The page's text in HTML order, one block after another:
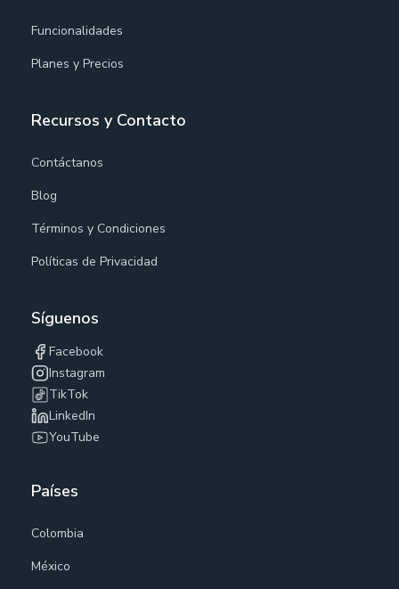
Funcionalidades
Planes y Precios
Recursos y Contacto
Contáctanos
Blog
Términos y Condiciones
Políticas de Privacidad
Síguenos
Facebook
Instagram
TikTok
LinkedIn
YouTube
Países
Colombia
México